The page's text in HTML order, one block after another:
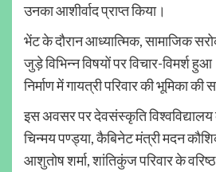
उनका आशीर्वाद प्राप्त किया।
भेंट के दौरान आध्यात्मिक, सामाजिक
जुड़े विभिन्न विषयों पर विचार-विमर्श
निर्माण में गायत्री परिवार की भूमिका की
इस अवसर पर देवसंस्कृति
चिन्मय पण्ड्या, कैबिनेट मंत्री मदन
आशुतोष शर्मा, शांतिकुंज परिवार के